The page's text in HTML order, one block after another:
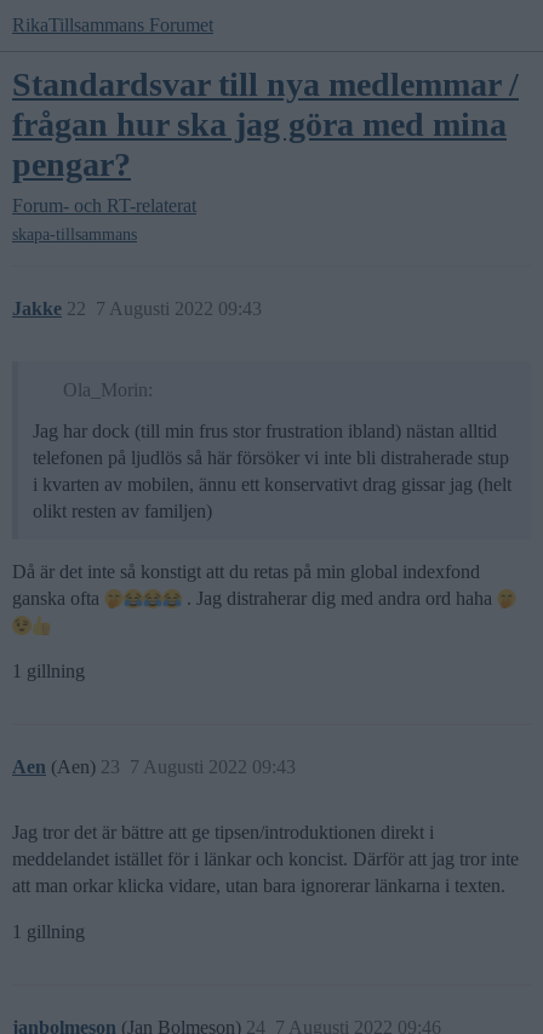
RikaTillsammans Forumet
Standardsvar till nya medlemmar /
frågan hur ska jag göra med mina
pengar?
Forum- och RT-relaterat
skapa-tillsammans
Jakke 7 Augusti 2022 09:43
22
Ola_Morin:
Jag har dock (till min frus stor frustration ibland) nästan alltid
telefonen på ljudlös så här försöker vi inte bli distraherade stup
i kvarten av mobilen, ännu ett konservativt drag gissar jag (helt
olikt resten av familjen)
Då är det inte så konstigt att du retas på min global indexfond
ganska ofta
. Jag distraherar dig med andra ord haha
1 gillning
Aen (Aen) 7 Augusti 2022 09:43
23
Jag tror det är bättre att ge tipsen/introduktionen direkt i
meddelandet istället för i länkar och koncist. Därför att jag tror inte
att man orkar klicka vidare, utan bara ignorerar länkarna i texten.
1 gillning
janbolmeson (Jan Bolmeson) 7 Augusti 2022 09:46
24